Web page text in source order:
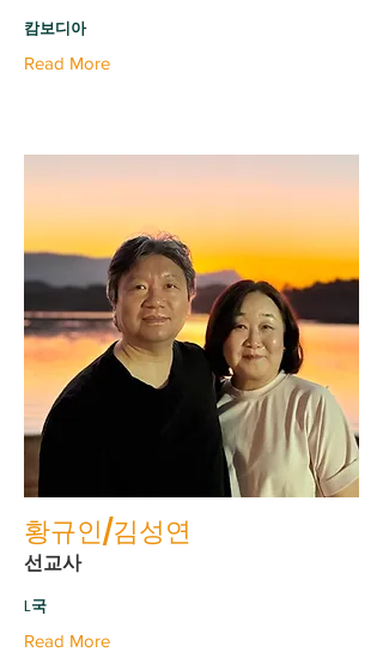
캄보디아
Read More
황규인/김성연
선교사
L국
Read More